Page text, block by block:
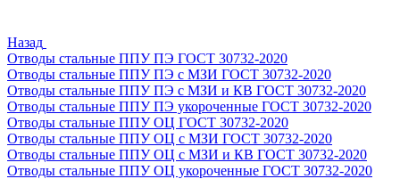
Назад
Отводы стальные ППУ ПЭ ГОСТ 30732-2020
Отводы стальные ППУ ПЭ с МЗИ ГОСТ 30732-2020
Отводы стальные ППУ ПЭ с МЗИ и КВ ГОСТ 30732-2020
Отводы стальные ППУ ПЭ укороченные ГОСТ 30732-2020
Отводы стальные ППУ ОЦ ГОСТ 30732-2020
Отводы стальные ППУ ОЦ с МЗИ ГОСТ 30732-2020
Отводы стальные ППУ ОЦ с МЗИ и КВ ГОСТ 30732-2020
Отводы стальные ППУ ОЦ укороченные ГОСТ 30732-2020